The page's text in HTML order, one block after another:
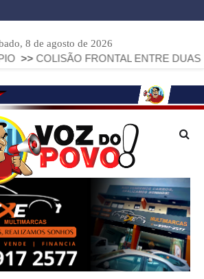
8 de agosto de 2026
FRONTAL ENTRE DUAS FIAT